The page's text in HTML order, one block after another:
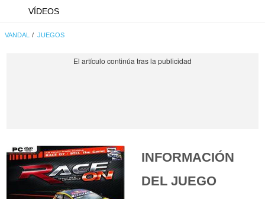
VÍDEOS
VANDAL JUEGOS
INFORMACIÓN
DEL JUEGO